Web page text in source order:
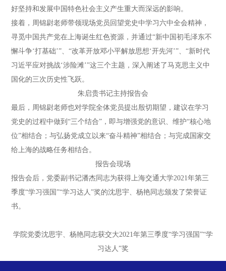
好坚持和发展中国特色社会主义产生重大而深远的影响。
接着，周锦尉老师带领现场党员回望党史中学习六中全会精神，
寻觅中国共产党在上海诞生红色资源，并通过“新中国初毛泽东不
懈斗争‘打基础’”、“改革开放邓小平解放思想‘开先河’”、“新时代
习近平应对挑战‘涉险滩’”这三个主题，深入阐述了马克思主义中
国化的三次历史性飞跃。
朱启贵书记主持报告会
最后，周锦尉老师也对学院全体党员提出殷切期望，建议在学习
党史的过程中做到“三个结合”，即与增强党的意识、维护“核心地
位”相结合；与弘扬党成立以来“奋斗精神”相结合；与完成国家交
给上海的战略任务相结合。
报告会现场
报告会后，党委副书记潘杰同志为获得上海交通大学2021年第三
季度“学习强国”“学习达人”奖的沈思宇、杨艳同志颁发了荣誉证
书。
学院党委沈思宇、杨艳同志获交大2021年第三季度“学习强国”“学
习达人”奖